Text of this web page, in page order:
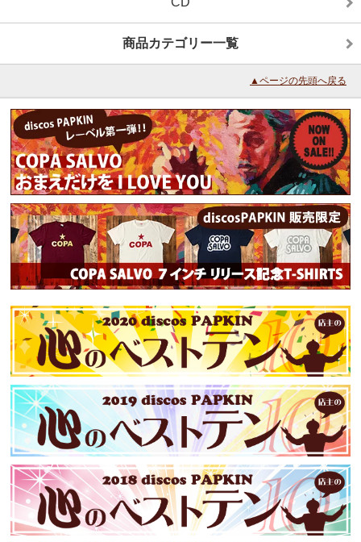
商品カテゴリー一覧
▲ページの先頭へ戻る